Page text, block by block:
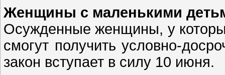
Женщины с маленькими
Осужденные женщины, у
смогут получить условно-
закон вступает в силу 10 июня.